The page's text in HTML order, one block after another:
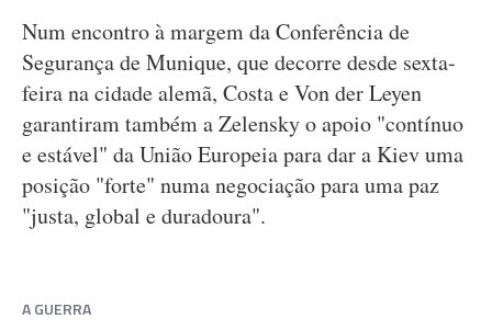
Num encontro à margem da Conferência de
Segurança de Munique, que decorre desde sexta-
feira na cidade alemã, Costa e Von der Leyen
garantiram também a Zelensky o apoio "contínuo
e estável" da União Europeia para dar a Kiev uma
posição "forte" numa negociação para uma paz
"justa, global e duradoura".
A GUERRA